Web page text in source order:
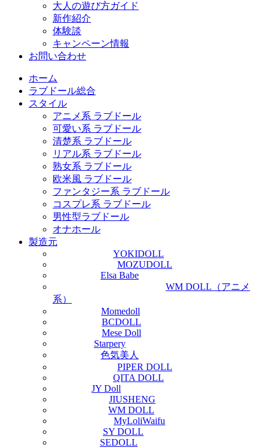
大人の遊び方ガイド
新作紹介
体験談
キャンペーン情報
お問い合わせ
ホーム
ラブドール総合
スタイル
アニメ系 ラブドール
可愛い系 ラブドール
清楚系 ラブドール
リアル系 ラブドール
熟女系 ラブドール
欧米風 ラブドール
ファンタジー系 ラブドール
コスプレ系 ラブドール
男性型ラブドール
オナホール
製造元
YOKIDOLL
MOZUDOLL
Elsa Babe
WM DOLL（アニメ
系）
Momedoll
BCDOLL
Mese Doll
Starpery
色気美人
PIPER DOLL
QITA DOLL
JY Doll
JIUSHENG
WM DOLL
MyLoliWaifu
SY DOLL
SEDOLL